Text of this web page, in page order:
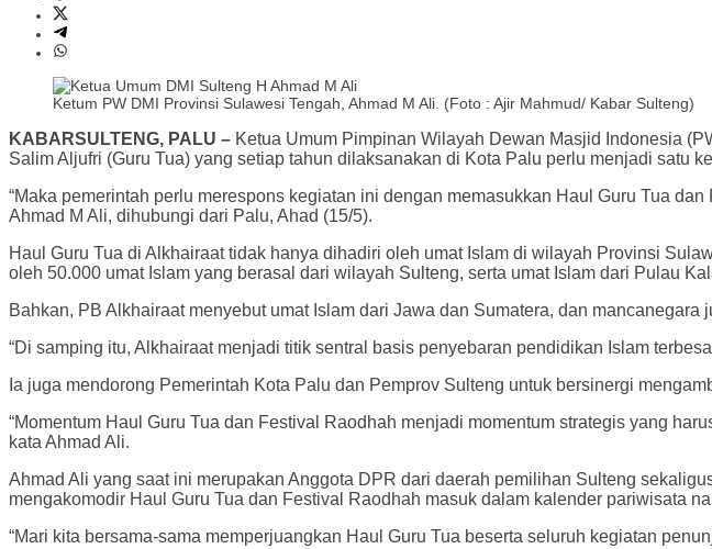
Ketum PW DMI Provinsi Sulawesi Tengah, Ahmad M Ali. (Foto : Ajir Mahmud/ Kabar Sulteng)
KABARSULTENG, PALU – Ketua Umum Pimpinan Wilayah Dewan Masjid Indonesia
Salim Aljufri (Guru Tua) yang setiap tahun dilaksanakan di Kota Palu perlu menjadi satu
“Maka pemerintah perlu merespons kegiatan ini dengan memasukkan Haul Guru Tua
Ahmad M Ali, dihubungi dari Palu, Ahad (15/5).
Haul Guru Tua di Alkhairaat tidak hanya dihadiri oleh umat Islam di wilayah Provinsi
oleh 50.000 umat Islam yang berasal dari wilayah Sulteng, serta umat Islam dari Pulau
Bahkan, PB Alkhairaat menyebut umat Islam dari Jawa dan Sumatera, dan
“Di samping itu, Alkhairaat menjadi titik sentral basis penyebaran pendidikan Islam
Ia juga mendorong Pemerintah Kota Palu dan Pemprov Sulteng untuk bersinergi
“Momentum Haul Guru Tua dan Festival Raodhah menjadi momentum strategis yang
kata Ahmad Ali.
Ahmad Ali yang saat ini merupakan Anggota DPR dari daerah pemilihan Sulteng
mengakomodir Haul Guru Tua dan Festival Raodhah masuk dalam kalender pariwisata
“Mari kita bersama-sama memperjuangkan Haul Guru Tua beserta seluruh kegiatan